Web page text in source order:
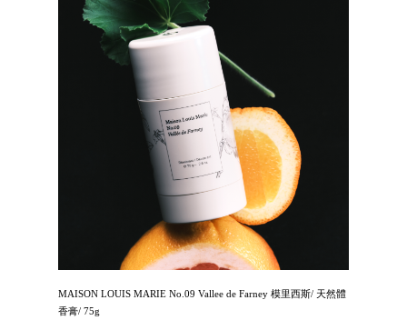
MAISON LOUIS MARIE No.09 Vallee de Farney 模里西斯/ 天然體
香膏/ 75g